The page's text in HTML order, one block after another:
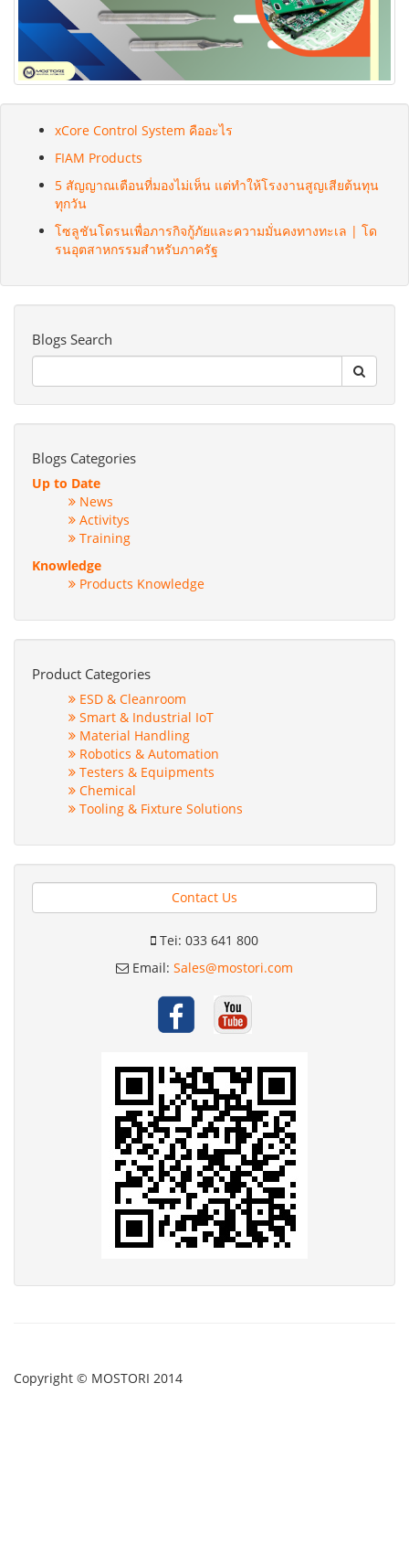
xCore Control System คืออะไร
FIAM Products
5 สัญญาณเตือนที่มองไม่เห็น แต่ทำให้โรงงานสูญเสียต้นทุน
ทุกวัน
โซลูชันโดรนเพื่อภารกิจกู้ภัยและความมั่นคงทางทะเล | โด
รนอุตสาหกรรมสำหรับภาครัฐ
Blogs Search
Blogs Categories
Up to Date
News
Activitys
Training
Knowledge
Products Knowledge
Product Categories
ESD & Cleanroom
Smart & Industrial IoT
Material Handling
Robotics & Automation
Testers & Equipments
Chemical
Tooling & Fixture Solutions
Contact Us
Tei: 033 641 800
Email: Sales@mostori.com
Copyright © MOSTORI 2014